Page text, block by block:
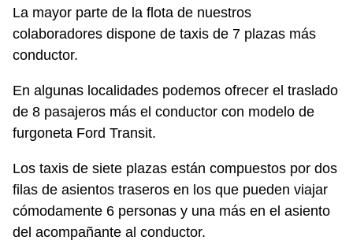
La mayor parte de la flota de nuestros
colaboradores dispone de taxis de 7 plazas más
conductor.
En algunas localidades podemos ofrecer el traslado
de 8 pasajeros más el conductor con modelo de
furgoneta Ford Transit.
Los taxis de siete plazas están compuestos por dos
filas de asientos traseros en los que pueden viajar
cómodamente 6 personas y una más en el asiento
del acompañante al conductor.